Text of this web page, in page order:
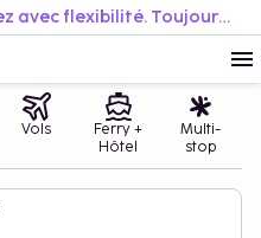
Réservez facilement. Voyagez avec flexibilité. Toujours au meilleur prix.
Vols
Ferry +
Hôtel
Multi-
stop